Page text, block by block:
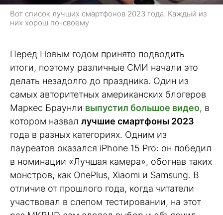
Вот список лучших смартфонов 2023 года. Каждый из
них хорош по-своему
Перед Новым годом принято подводить
итоги, поэтому различные СМИ начали это
делать незадолго до праздника. Один из
самых авторитетных американских блогеров
Маркес Браунли выпустил большое видео, в
котором назвал лучшие смартфоны 2023
года в разных категориях. Одним из
лауреатов оказался iPhone 15 Pro: он победил
в номинации «Лучшая камера», обогнав таких
монстров, как OnePlus, Xiaomi и Samsung. В
отличие от прошлого года, когда читатели
участвовал в слепом тестировании, на этот